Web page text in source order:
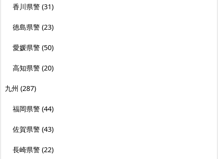
香川県警 (31)
徳島県警 (23)
愛媛県警 (50)
高知県警 (20)
九州 (287)
福岡県警 (44)
佐賀県警 (43)
長崎県警 (22)